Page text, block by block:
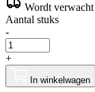
Wordt
Aantal stuks
-
+
In winkelwagen